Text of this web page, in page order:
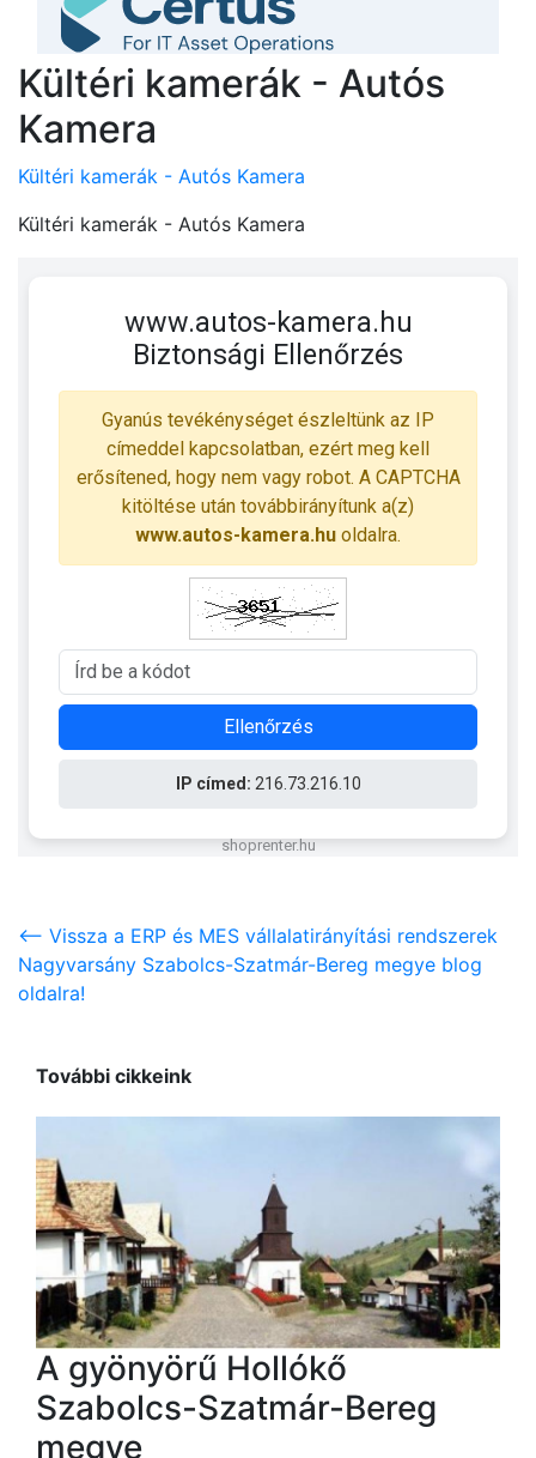
Kültéri kamerák - Autós
Kamera
Kültéri kamerák - Autós Kamera
Kültéri kamerák - Autós Kamera
<-- Vissza a ERP és MES vállalatirányítási rendszerek
Nagyvarsány Szabolcs-Szatmár-Bereg megye blog
oldalra!
További cikkeink
A gyönyörű Hollókő
Szabolcs-Szatmár-Bereg
megye